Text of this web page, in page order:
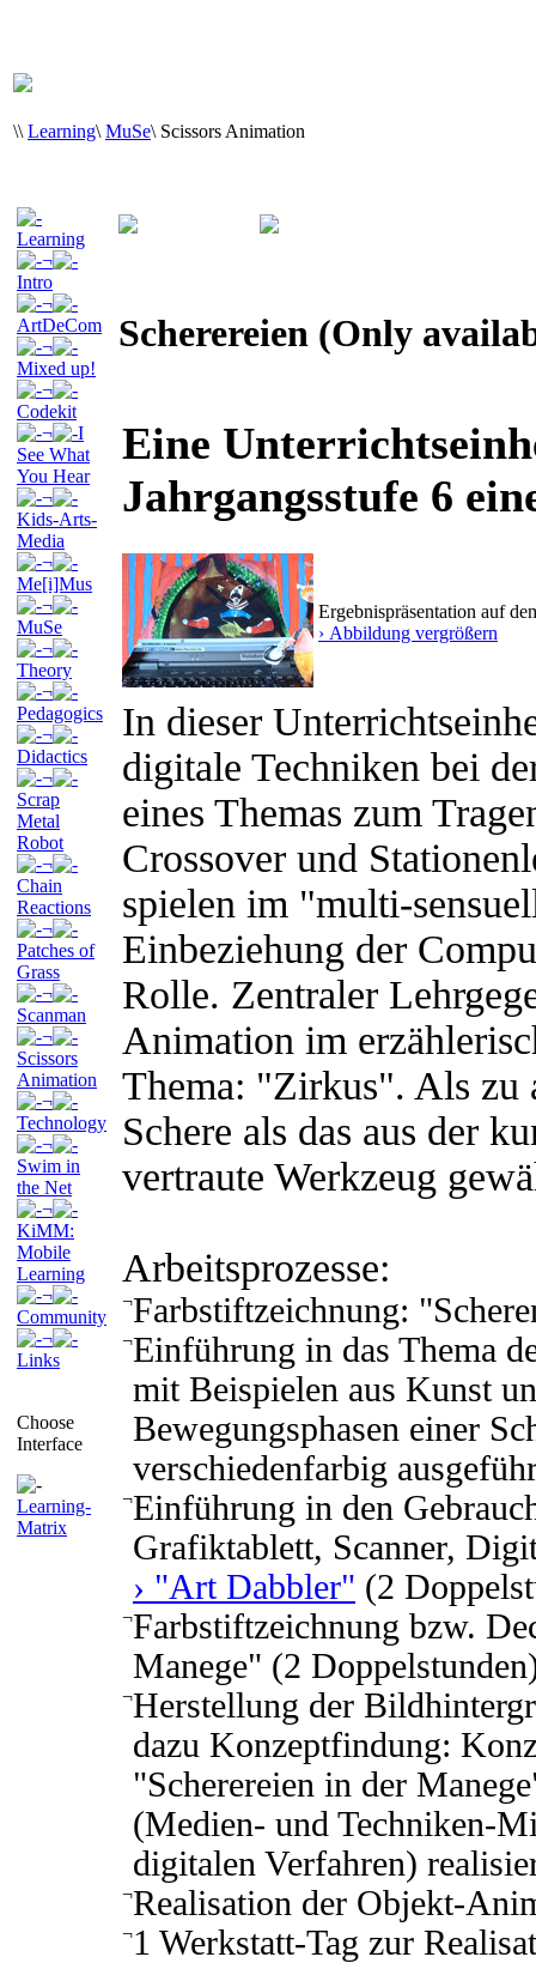
\\ Learning\ MuSe\ Scissors Animation
Learning
¬
Intro
¬
ArtDeCom
¬
Mixed up!
¬
Codekit
¬
I
See What
You Hear
¬
Kids-Arts-
Media
¬
Me[i]Mus
¬
MuSe
¬
Theory
¬
Pedagogics
¬
Didactics
¬
Scrap
Metal
Robot
¬
Chain
Reactions
¬
Patches of
Grass
¬
Scanman
¬
Scissors
Animation
¬
Technology
¬
Swim in
the Net
¬
KiMM:
Mobile
Learning
¬
Community
¬
Links
Choose
Interface
Learning-
Matrix
Scherereien (Only
Eine
Jahrgangsstufe 6
Ergebnispräsentation auf
› Abbildung vergrößern
In dieser
digitale Techniken bei
eines Themas zum
Crossover und
spielen im "multi-
Einbeziehung der
Rolle. Zentraler
Animation im
Thema: "Zirkus". Als zu
Schere als das aus der
vertraute Werkzeug
Arbeitsprozesse:
¬Farbstiftzeichnung:
¬Einführung in das Thema
mit Beispielen aus Kunst
Bewegungsphasen einer
verschiedenfarbig
¬Einführung in den
Grafiktablett, Scanner,
› "Art Dabbler" (2
¬Farbstiftzeichnung bzw.
Manege" (2
¬Herstellung der
dazu Konzeptfindung:
"Scherereien in der
(Medien- und Techniken-
digitalen Verfahren)
¬Realisation der Objekt-
¬1 Werkstatt-Tag zur